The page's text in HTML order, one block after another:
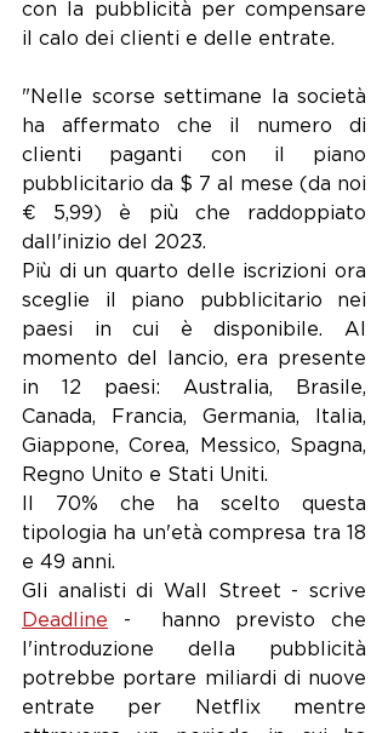
con la pubblicità per compensare
il calo dei clienti e delle entrate.
"Nelle scorse settimane la società
ha affermato che il numero di
clienti paganti con il piano
pubblicitario da $ 7 al mese (da noi
€ 5,99) è più che raddoppiato
dall'inizio del 2023.
Più di un quarto delle iscrizioni ora
sceglie il piano pubblicitario nei
paesi in cui è disponibile. Al
momento del lancio, era presente
in 12 paesi: Australia, Brasile,
Canada, Francia, Germania, Italia,
Giappone, Corea, Messico, Spagna,
Regno Unito e Stati Uniti.
Il 70% che ha scelto questa
tipologia ha un'età compresa tra 18
e 49 anni.
Deadline -  hanno previsto che
l'introduzione della pubblicità
potrebbe portare miliardi di nuove
entrate per Netflix mentre